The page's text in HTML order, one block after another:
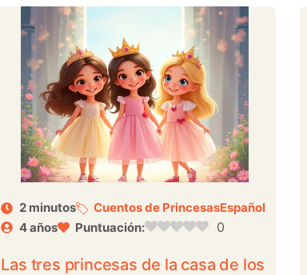
2 minutos Cuentos de PrincesasEspañol
4 años
Puntuación: 0
Las tres princesas de la casa de los